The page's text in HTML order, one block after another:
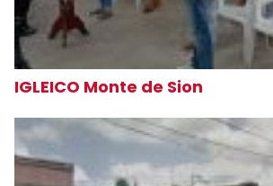
IGLEICO Monte de Sion